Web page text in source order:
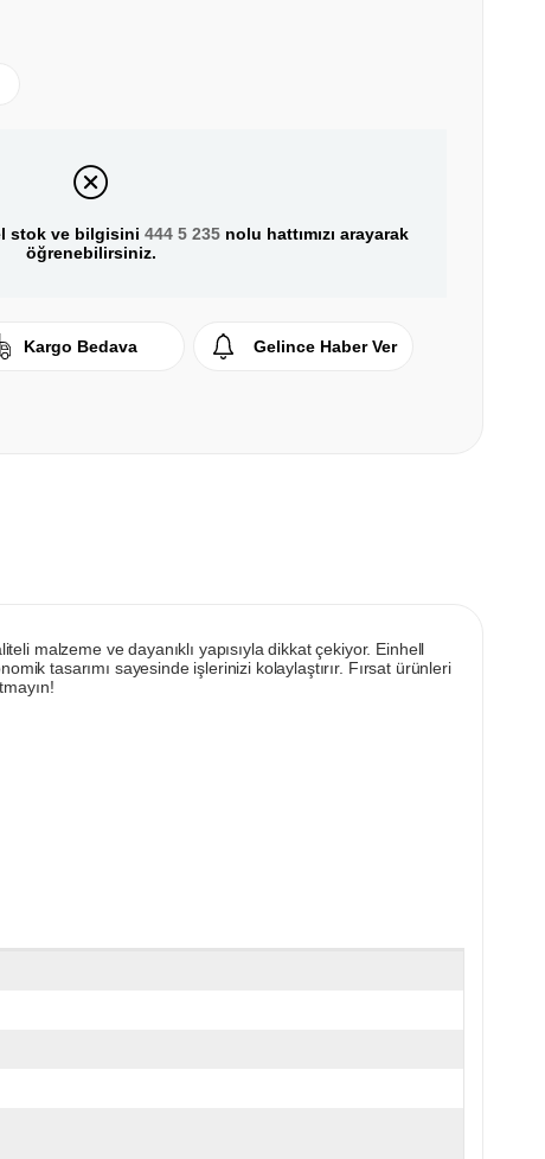
stok ve bilgisini 444 5 235nolu hattımızı arayarak
öğrenebilirsiniz.
Kargo Bedava Gelince Haber Ver
malzeme ve dayanıklı yapısıyla dikkat çekiyor. Einhell
tasarımı sayesinde işlerinizi kolaylaştırır. Fırsat ürünleri